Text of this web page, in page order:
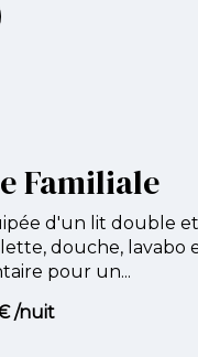
Familiale
d'un lit double
douche, lavabo
pour un...
/nuit